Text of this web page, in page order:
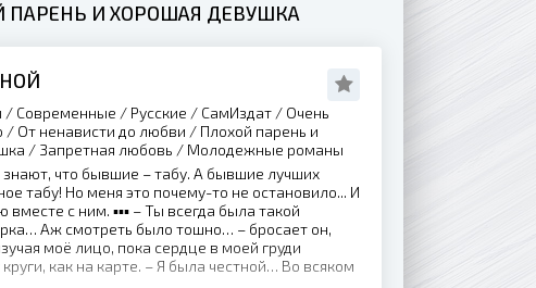
ПАРЕНЬ И ХОРОШАЯ ДЕВУШКА
/ Современные / Русские / СамИздат / Очень
/ От ненависти до любви / Плохой парень и
/ Запретная любовь / Молодежные романы
знают, что бывшие – табу. А бывшие лучших
табу! Но меня это почему-то не остановило... И
вместе с ним. ▪️▪️▪️ – Ты всегда была такой
Аж смотреть было тошно… – бросает он,
моё лицо, пока сердце в моей груди
как на карте. – Я была честной… Во всяком